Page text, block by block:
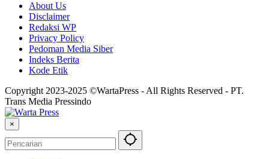
About Us
Disclaimer
Redaksi WP
Privacy Policy
Pedoman Media Siber
Indeks Berita
Kode Etik
Copyright 2023-2025 ©WartaPress - All Rights Reserved - PT.
Trans Media Pressindo
×